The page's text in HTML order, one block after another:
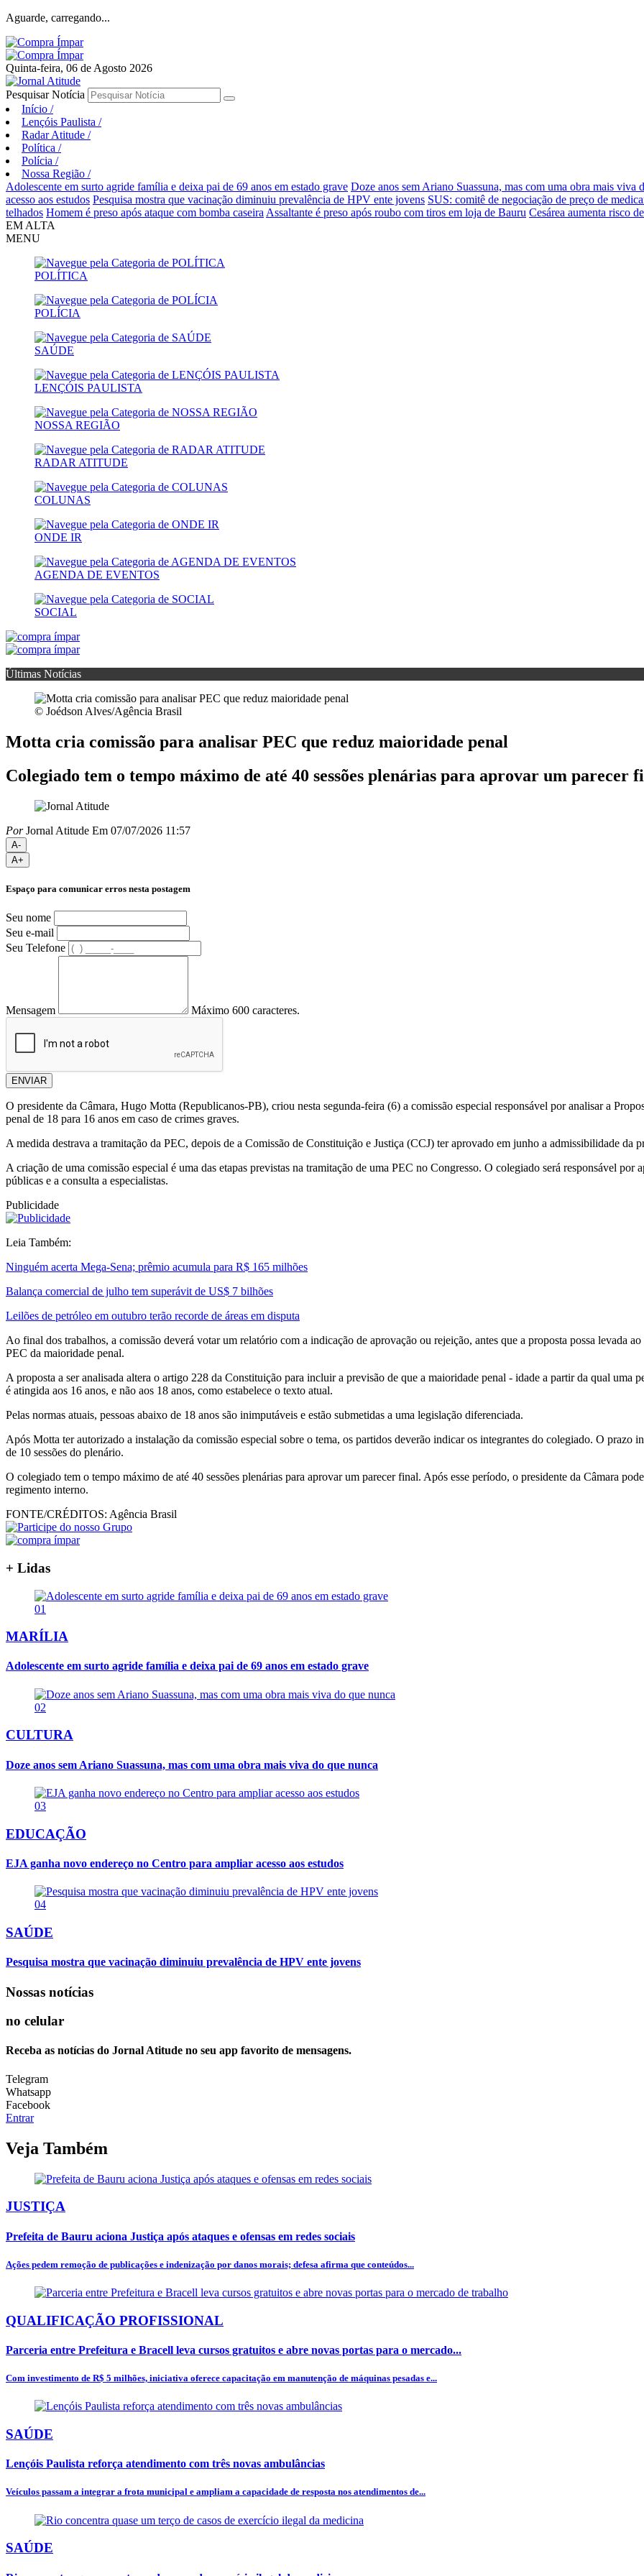
Aguarde, carregando...
Quinta-feira, 06 de Agosto 2026
Pesquisar Notícia
Início /
Lençóis Paulista /
Radar Atitude /
Política /
Polícia /
Nossa Região /
Adolescente em surto agride família e deixa pai de 69 anos em estado grave Doze anos sem Ariano Suassuna, mas com uma obra mais viva
acesso aos estudos Pesquisa mostra que vacinação diminuiu prevalência de HPV ente jovens SUS: comitê de negociação de preço de
telhados Homem é preso após ataque com bomba caseira Assaltante é preso após roubo com tiros em loja de Bauru Cesárea aumenta risco
EM ALTA
MENU
POLÍTICA
POLÍCIA
SAÚDE
LENÇÓIS PAULISTA
NOSSA REGIÃO
RADAR ATITUDE
COLUNAS
ONDE IR
AGENDA DE EVENTOS
SOCIAL
Últimas Notícias
© Joédson Alves/Agência Brasil
Motta cria comissão para analisar PEC que reduz maioridade penal
Colegiado tem o tempo máximo de até 40 sessões plenárias para aprovar um parecer
PorJornal Atitude Em 07/07/2026 11:57
A-
A+
Espaço para comunicar erros nesta postagem
Seu nome
Seu e-mail
Seu Telefone
Mensagem Máximo 600 caracteres.
ENVIAR
O presidente da Câmara, Hugo Motta (Republicanos-PB), criou nesta segunda-feira (6) a comissão especial responsável por analisar a
penal de 18 para 16 anos em caso de crimes graves.
A medida destrava a tramitação da PEC, depois de a Comissão de Constituição e Justiça (CCJ) ter aprovado em junho a admissibilidade da
A criação de uma comissão especial é uma das etapas previstas na tramitação de uma PEC no Congresso. O colegiado será responsável
públicas e a consulta a especialistas.
Publicidade
Leia Também:
Ninguém acerta Mega-Sena; prêmio acumula para R$ 165 milhões
Balança comercial de julho tem superávit de US$ 7 bilhões
Leilões de petróleo em outubro terão recorde de áreas em disputa
Ao final dos trabalhos, a comissão deverá votar um relatório com a indicação de aprovação ou rejeição, antes que a proposta possa levada
PEC da maioridade penal.
A proposta a ser analisada altera o artigo 228 da Constituição para incluir a previsão de que a maioridade penal - idade a partir da qual uma
é atingida aos 16 anos, e não aos 18 anos, como estabelece o texto atual.
Pelas normas atuais, pessoas abaixo de 18 anos são inimputáveis e estão submetidas a uma legislação diferenciada.
Após Motta ter autorizado a instalação da comissão especial sobre o tema, os partidos deverão indicar os integrantes do colegiado. O prazo
de 10 sessões do plenário.
O colegiado tem o tempo máximo de até 40 sessões plenárias para aprovar um parecer final. Após esse período, o presidente da Câmara
regimento interno.
FONTE/CRÉDITOS: Agência Brasil
+ Lidas
01
MARÍLIA
Adolescente em surto agride família e deixa pai de 69 anos em estado grave
02
CULTURA
Doze anos sem Ariano Suassuna, mas com uma obra mais viva do que nunca
03
EDUCAÇÃO
EJA ganha novo endereço no Centro para ampliar acesso aos estudos
04
SAÚDE
Pesquisa mostra que vacinação diminuiu prevalência de HPV ente jovens
Nossas notícias
no celular
Receba as notícias do Jornal Atitude no seu app favorito de mensagens.
Telegram
Whatsapp
Facebook
Entrar
Veja Também
JUSTIÇA
Prefeita de Bauru aciona Justiça após ataques e ofensas em redes sociais
Ações pedem remoção de publicações e indenização por danos morais; defesa afirma que conteúdos...
QUALIFICAÇÃO PROFISSIONAL
Parceria entre Prefeitura e Bracell leva cursos gratuitos e abre novas portas para o mercado...
Com investimento de R$ 5 milhões, iniciativa oferece capacitação em manutenção de máquinas pesadas e...
SAÚDE
Lençóis Paulista reforça atendimento com três novas ambulâncias
Veículos passam a integrar a frota municipal e ampliam a capacidade de resposta nos atendimentos de...
SAÚDE